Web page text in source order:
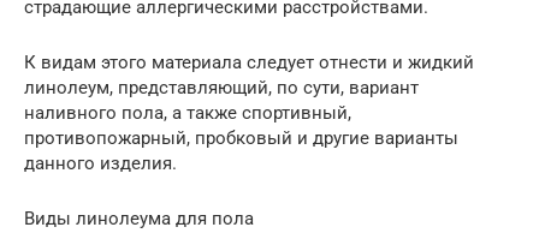
страдающие аллергическими расстройствами.
К видам этого материала следует отнести и жидкий
линолеум, представляющий, по сути, вариант
наливного пола, а также спортивный,
противопожарный, пробковый и другие варианты
данного изделия.
Виды линолеума для пола